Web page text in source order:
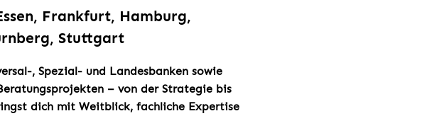
Frankfurt, Hamburg,
Stuttgart
, Spezial- und Landesbanken sowie
– von der Strategie bis
dich mit Weitblick, fachliche Expertise